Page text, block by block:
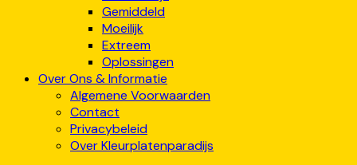
Gemiddeld
Moeilijk
Extreem
Oplossingen
Over Ons & Informatie
Algemene Voorwaarden
Contact
Privacybeleid
Over Kleurplatenparadijs